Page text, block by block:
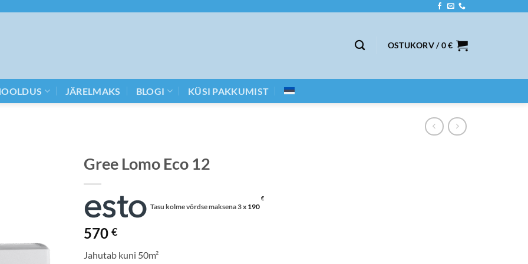
OSTUKORV /0€
JÄRELMAKS BLOGI KÜSI PAKKUMIST
Gree Lomo Eco 12
Tasu kolme võrdse maksena 3 x 190
€
570 €
Jahutab kuni 50m²